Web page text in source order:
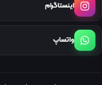
اینستاگرام
واتساپ